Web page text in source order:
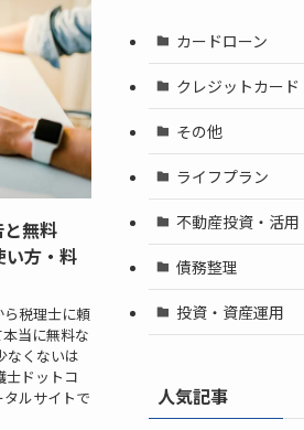
無料
い方・料
税理士に頼
当に無料な
なくないは
士ドットコ
ルサイトで
カードローン
クレジットカード
その他
ライフプラン
不動産投資・活用
債務整理
投資・資産運用
人気記事